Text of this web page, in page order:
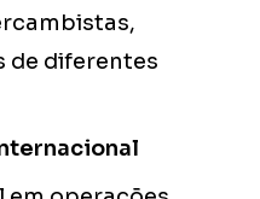
de diferentes